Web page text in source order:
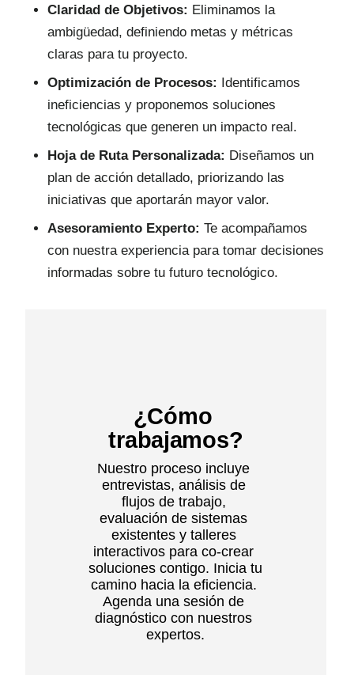
Claridad de Objetivos: Eliminamos la
ambigüedad, definiendo metas y métricas
claras para tu proyecto.
Optimización de Procesos: Identificamos
ineficiencias y proponemos soluciones
tecnológicas que generen un impacto real.
Hoja de Ruta Personalizada: Diseñamos un
plan de acción detallado, priorizando las
iniciativas que aportarán mayor valor.
Asesoramiento Experto: Te acompañamos
con nuestra experiencia para tomar decisiones
informadas sobre tu futuro tecnológico.
¿Cómo
trabajamos?
Nuestro proceso incluye
entrevistas, análisis de
flujos de trabajo,
evaluación de sistemas
existentes y talleres
interactivos para co-crear
soluciones contigo. Inicia tu
camino hacia la eficiencia.
Agenda una sesión de
diagnóstico con nuestros
expertos.